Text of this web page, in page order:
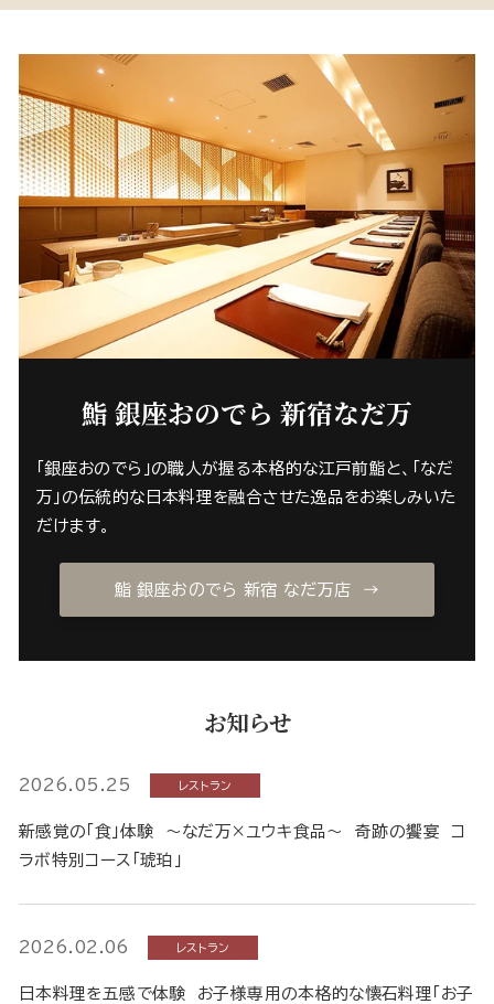
鮨 銀座おのでら 新宿なだ万
「銀座おのでら」の職人が握る本格的な江戸前鮨と、「なだ
万」の伝統的な日本料理を融合させた逸品をお楽しみいた
だけます。
鮨 銀座おのでら 新宿 なだ万店 →
お知らせ
2026.05.25 レストラン
新感覚の「食」体験 ～なだ万×ユウキ食品～ 奇跡の饗宴 コ
ラボ特別コース「琥珀」
2026.02.06 レストラン
日本料理を五感で体験 お子様専用の本格的な懐石料理「お子